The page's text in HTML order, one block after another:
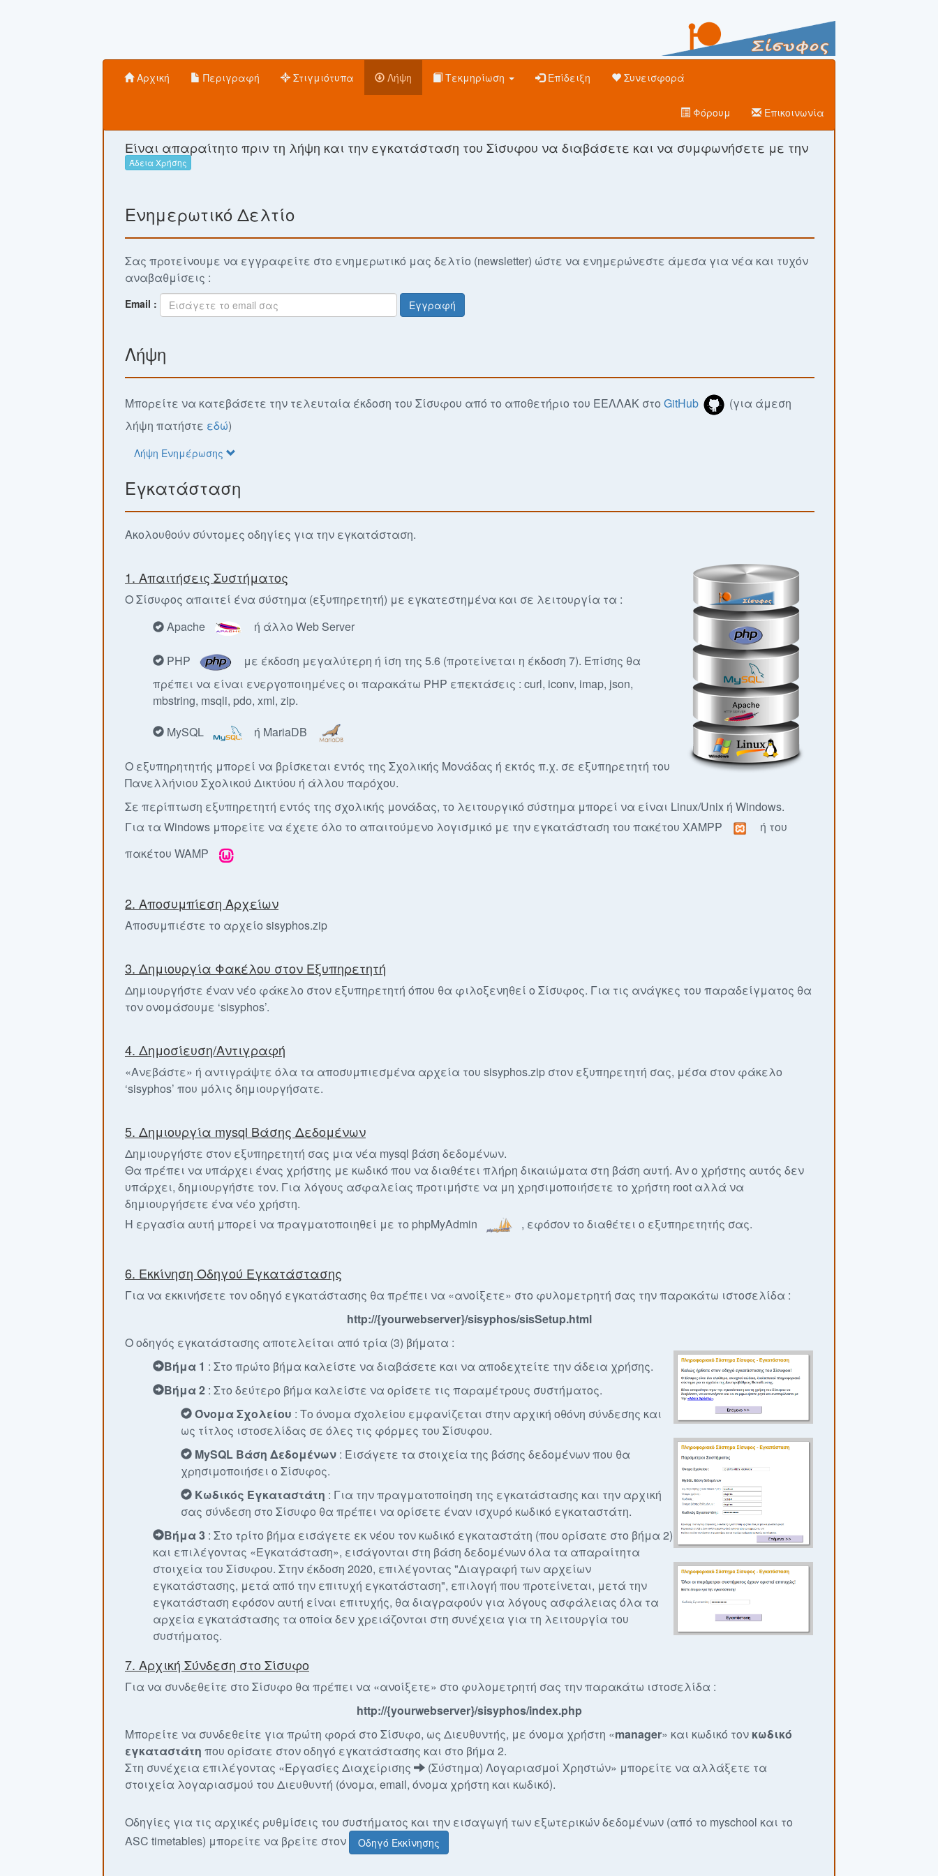
Αρχική Περιγραφή Στιγμιότυπα Λήψη Τεκμηρίωση Επίδειξη Συνεισφορά
Φόρουμ Επικοινωνία
Είναι απαραίτητο πριν τη λήψη και την εγκατάσταση του Σίσυφου να διαβάσετε και να συμφωνήσετε με την
Άδεια Χρήσης
Ενημερωτικό Δελτίο
Σας προτείνουμε να εγγραφείτε στο ενημερωτικό μας δελτίο (newsletter) ώστε να ενημερώνεστε άμεσα για νέα και τυχόν
αναβαθμίσεις :
Email :
Λήψη
Μπορείτε να κατεβάσετε την τελευταία έκδοση του Σίσυφου από το αποθετήριο του EEΛΛΑΚ στο GitHub
(για άμεση
λήψη πατήστε εδώ)
Λήψη Ενημέρωσης
Εγκατάσταση
Ακολουθούν σύντομες οδηγίες για την εγκατάσταση.
1. Απαιτήσεις Συστήματος
Ο Σίσυφος απαιτεί ένα σύστημα (εξυπηρετητή) με εγκατεστημένα και σε λειτουργία τα :
Apache
ή άλλο Web Server
PHP
με έκδοση μεγαλύτερη ή ίση της 5.6 (προτείνεται η έκδοση 7). Επίσης θα
πρέπει να είναι ενεργοποιημένες οι παρακάτω PHP επεκτάσεις : curl, iconv, imap, json,
mbstring, msqli, pdo, xml, zip.
MySQL
ή MariaDB
Ο εξυπηρητητής μπορεί να βρίσκεται εντός της Σχολικής Μονάδας ή εκτός π.χ. σε εξυπηρετητή του
Πανελλήνιου Σχολικού Δικτύου ή άλλου παρόχου.
Σε περίπτωση εξυπηρετητή εντός της σχολικής μονάδας, το λειτουργικό σύστημα μπορεί να είναι Linux/Unix ή Windows.
Για τα Windows μπορείτε να έχετε όλο το απαιτούμενο λογισμικό με την εγκατάσταση του πακέτου XAMPP
ή του
πακέτου WAMP
2. Αποσυμπίεση Αρχείων
Αποσυμπιέστε το αρχείο sisyphos.zip
3. Δημιουργία Φακέλου στον Εξυπηρετητή
Δημιουργήστε έναν νέο φάκελο στον εξυπηρετητή όπου θα φιλοξενηθεί ο Σίσυφος. Για τις ανάγκες του παραδείγματος θα
τον ονομάσουμε ‘sisyphos’.
4. Δημοσίευση/Αντιγραφή
«Ανεβάστε» ή αντιγράψτε όλα τα αποσυμπιεσμένα αρχεία του sisyphos.zip στον εξυπηρετητή σας, μέσα στον φάκελο
‘sisyphos’ που μόλις δημιουργήσατε.
5. Δημιουργία mysql Βάσης Δεδομένων
Δημιουργήστε στον εξυπηρετητή σας μια νέα mysql βάση δεδομένων.
Θα πρέπει να υπάρχει ένας χρήστης με κωδικό που να διαθέτει πλήρη δικαιώματα στη βάση αυτή. Αν ο χρήστης αυτός δεν
υπάρχει, δημιουργήστε τον. Για λόγους ασφαλείας προτιμήστε να μη χρησιμοποιήσετε το χρήστη root αλλά να
δημιουργήσετε ένα νέο χρήστη.
Η εργασία αυτή μπορεί να πραγματοποιηθεί με το phpMyAdmin
, εφόσον το διαθέτει ο εξυπηρετητής σας.
6. Εκκίνηση Οδηγού Εγκατάστασης
Για να εκκινήσετε τον οδηγό εγκατάστασης θα πρέπει να «ανοίξετε» στο φυλομετρητή σας την παρακάτω ιστοσελίδα :
http://{yourwebserver}/sisyphos/sisSetup.html
Ο οδηγός εγκατάστασης αποτελείται από τρία (3) βήματα :
Βήμα 1 : Στο πρώτο βήμα καλείστε να διαβάσετε και να αποδεχτείτε την άδεια χρήσης.
Βήμα 2 : Στο δεύτερο βήμα καλείστε να ορίσετε τις παραμέτρους συστήματος.
Όνομα Σχολείου : Το όνομα σχολείου εμφανίζεται στην αρχική οθόνη σύνδεσης και
ως τίτλος ιστοσελίδας σε όλες τις φόρμες του Σίσυφου.
MySQL Βάση Δεδομένων : Εισάγετε τα στοιχεία της βάσης δεδομένων που θα
χρησιμοποιήσει ο Σίσυφος.
Κωδικός Εγκαταστάτη : Για την πραγματοποίηση της εγκατάστασης και την αρχική
σας σύνδεση στο Σίσυφο θα πρέπει να ορίσετε έναν ισχυρό κωδικό εγκαταστάτη.
Βήμα 3 : Στο τρίτο βήμα εισάγετε εκ νέου τον κωδικό εγκαταστάτη (που ορίσατε στο βήμα 2)
και επιλέγοντας «Εγκατάσταση», εισάγονται στη βάση δεδομένων όλα τα απαραίτητα
στοιχεία του Σίσυφου. Στην έκδοση 2020, επιλέγοντας "Διαγραφή των αρχείων
εγκατάστασης, μετά από την επιτυχή εγκατάσταση", επιλογή που προτείνεται, μετά την
εγκατάσταση εφόσον αυτή είναι επιτυχής, θα διαγραφούν για λόγους ασφάλειας όλα τα
αρχεία εγκατάστασης τα οποία δεν χρειάζονται στη συνέχεια για τη λειτουργία του
συστήματος.
7. Αρχική Σύνδεση στο Σίσυφο
Για να συνδεθείτε στο Σίσυφο θα πρέπει να «ανοίξετε» στο φυλομετρητή σας την παρακάτω ιστοσελίδα :
http://{yourwebserver}/sisyphos/index.php
Μπορείτε να συνδεθείτε για πρώτη φορά στο Σίσυφο, ως Διευθυντής, με όνομα χρήστη «manager» και κωδικό τον κωδικό
εγκαταστάτη που ορίσατε στον οδηγό εγκατάστασης και στο βήμα 2.
Στη συνέχεια επιλέγοντας «Εργασίες Διαχείρισης
(Σύστημα) Λογαριασμοί Χρηστών» μπορείτε να αλλάξετε τα
στοιχεία λογαριασμού του Διευθυντή (όνομα, email, όνομα χρήστη και κωδικό).
Οδηγίες για τις αρχικές ρυθμίσεις του συστήματος και την εισαγωγή των εξωτερικών δεδομένων (από το myschool και το
ASC timetables) μπορείτε να βρείτε στον
Οδηγό Εκκίνησης